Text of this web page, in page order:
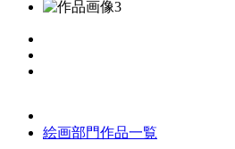
絵画部門作品一覧